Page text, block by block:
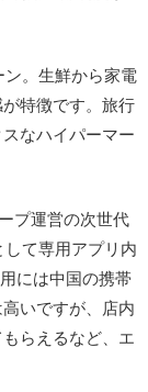
。生鮮から家電
特徴です。旅行
なハイパーマー
プ運営の次世代
て専用アプリ内
には中国の携帯
いですが、店内
らえるなど、エ